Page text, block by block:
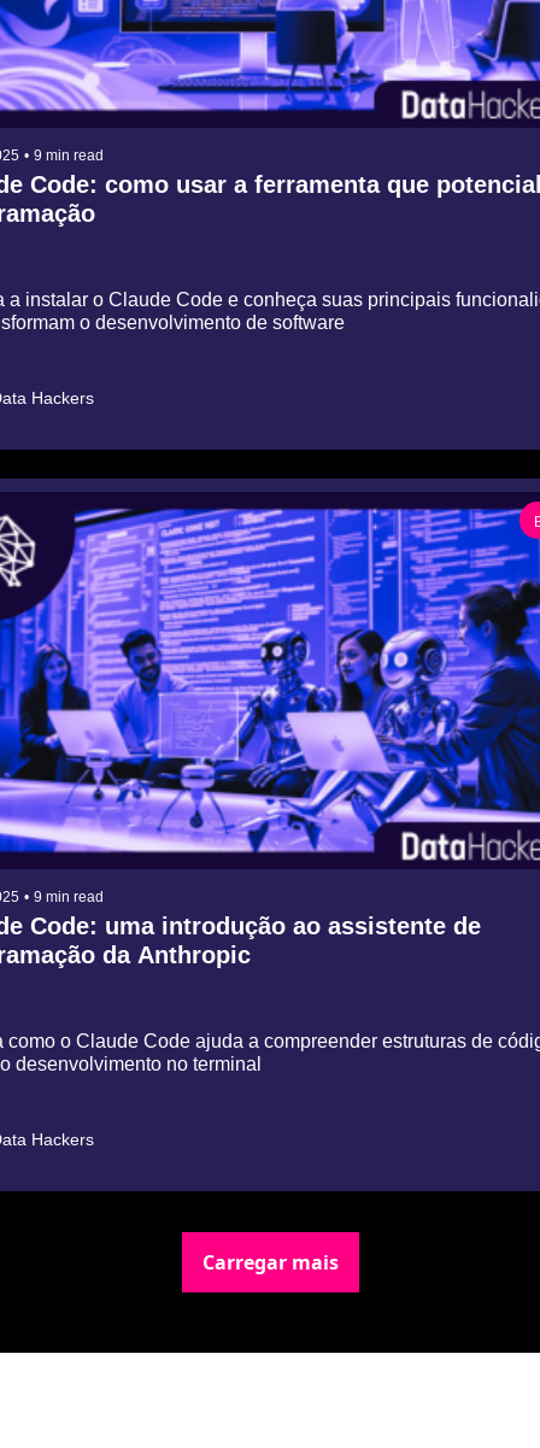
• 9 min read
Code: como usar a ferramenta que
a instalar o Claude Code e conheça suas principais
o desenvolvimento de software
Hackers
• 9 min read
Code: uma introdução ao assistente de
da Anthropic
como o Claude Code ajuda a compreender estruturas de
desenvolvimento no terminal
Hackers
Carregar mais